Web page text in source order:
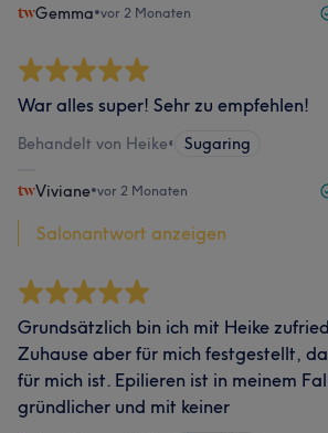
Gemma•vor 2 Monaten
War alles super! Sehr zu empfehlen!
Behandelt von Heike• Sugaring
Viviane•vor 2 Monaten
Salonantwort anzeigen
Grundsätzlich bin ich mit Heike
Zuhause aber für mich festgestellt,
für mich ist. Epilieren ist in meinem
gründlicher und mit keiner